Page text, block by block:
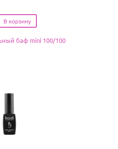
баф mini 100/100